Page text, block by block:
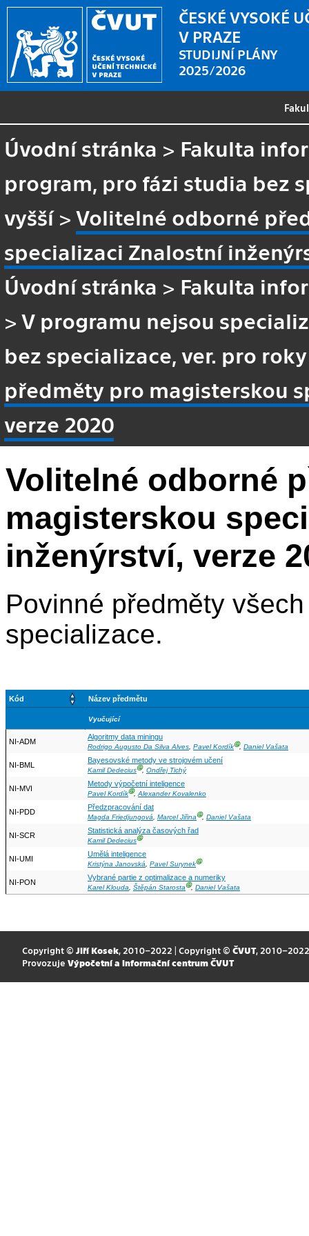
ČESKÉ VYSOKÉ
V PRAZE
STUDIJNÍ PLÁNY
2025/2026
Úvodní stránka > Fakulta
program, pro fázi studia bez
vyšší>Volitelné odborné
specializaci Znalostní
Úvodní stránka > Fakulta
>V programu nejsou
bez specializace, ver. pro
předměty pro magisterskou
verze 2020
Volitelné odborné
magisterskou
inženýrství, verze
Povinné předměty
specializace.
Kód Název předmětu
Vyučující
NI-ADM
Algoritmy data miningu
Rodrigo Augusto Da Silva Alves, Pavel KordíkⒼ, Daniel Vašata
NI-BML
Bayesovské metody ve strojovém učení
Kamil DedeciusⒼ, Ondřej Tichý
NI-MVI
Metody výpočetní inteligence
Pavel KordíkⒼ,Alexander Kovalenko
NI-PDD
Předzpracování dat
Magda Friedjungová, Marcel JiřinaⒼ, Daniel Vašata
NI-SCR
Statistická analýza časových řad
Kamil DedeciusⒼ
NI-UMI
Umělá inteligence
Kristýna Janovská, Pavel SurynekⒼ
NI-PON
Vybrané partie z optimalizace a numeriky
Karel Klouda, Štěpán StarostaⒼ, Daniel Vašata
Copyright © Jiří Kosek, 2010–2022 | Copyright © ČVUT, 2010–2022
Provozuje Výpočetní a informační centrum ČVUT